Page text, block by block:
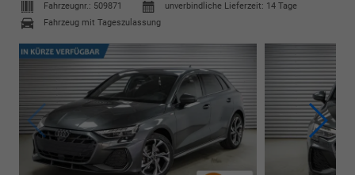
Fahrzeugnr.: 509871 unverbindliche Lieferzeit: 14 Tage
Fahrzeug mit Tageszulassung